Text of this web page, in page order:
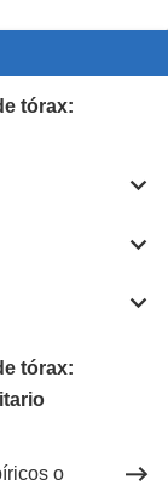
tórax:



tórax:
o